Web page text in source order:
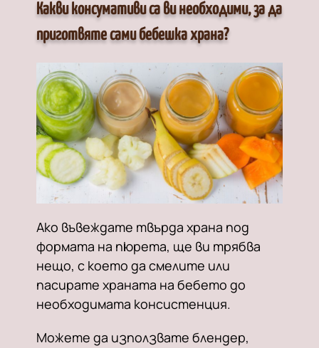
Какви консумативи са ви необходими, за да
приготвяте сами бебешка храна?
Ако въвеждате твърда храна под
формата на пюрета, ще ви трябва
нещо, с което да смелите или
пасирате храната на бебето до
необходимата консистенция.
Можете да използвате блендер,